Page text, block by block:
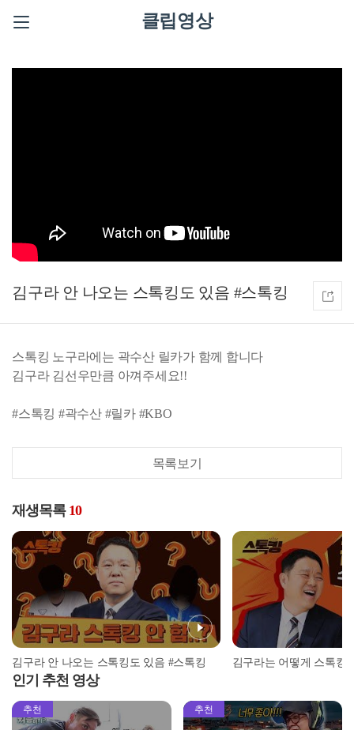
클립영상
김구라 안 나오는 스톡킹도 있음 #스톡킹
스톡킹 노구라에는 곽수산 릴카가 함께 합니다
김구라 김선우만큼 아껴주세요!!
#스톡킹 #곽수산 #릴카 #KBO
목록보기
재생목록 10
김구라 안 나오는 스톡킹도 있음 #스톡킹
인기 추천 영상
추천 추천